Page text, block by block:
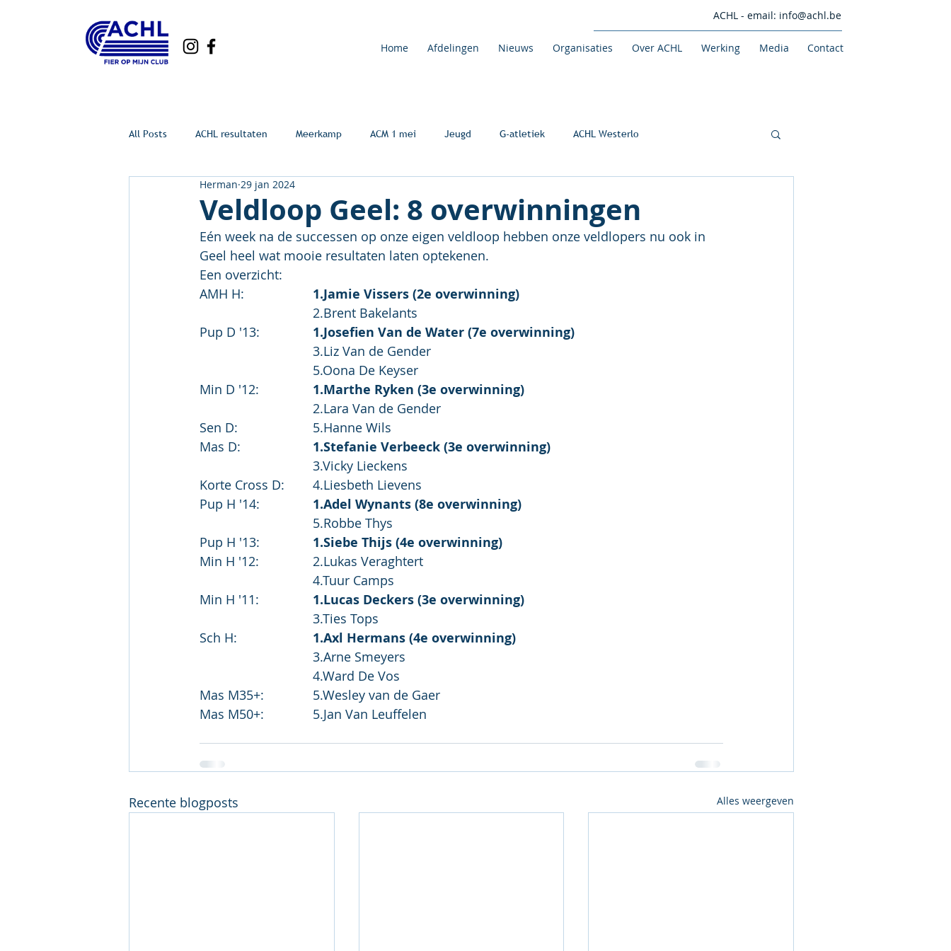
ACHL - email: info@achl.be
Home Afdelingen Nieuws Organisaties Over ACHL Werking Media Contact
All Posts ACHL resultaten Meerkamp ACM 1 mei Jeugd G-atletiek ACHL Westerlo
Veldloop Geel: 8 overwinningen
Herman 29 jan 2024
Eén week na de successen op onze eigen veldloop hebben onze veldlopers nu ook in
Geel heel wat mooie resultaten laten optekenen.
Een overzicht:
1.Jamie Vissers (2e overwinning)
2.Brent Bakelants
1.Josefien Van de Water (7e overwinning)
3.Liz Van de Gender
				5.Oona De Keyser
1.Marthe Ryken (3e overwinning)
2.Lara Van de Gender
Sen D:			5.Hanne Wils
1.Stefanie Verbeeck (3e overwinning)
3.Vicky Lieckens
4.Liesbeth Lievens
1.Adel Wynants (8e overwinning)
5.Robbe Thys
1.Siebe Thijs (4e overwinning)
2.Lukas Veraghtert
				4.Tuur Camps
1.Lucas Deckers (3e overwinning)
				3.Ties Tops
1.Axl Hermans (4e overwinning)
3.Arne Smeyers
				4.Ward De Vos
Mas M35+:		5.Wesley van de Gaer
Mas M50+:		5.Jan Van Leuffelen
Recente blogposts Alles weergeven